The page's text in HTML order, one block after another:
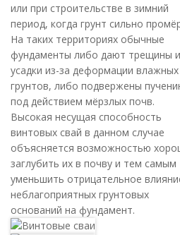
или при строительстве в зимний
период, когда грунт сильно
На таких территориях обычные
фундаменты либо дают трещины и
усадки из-за деформации влажных
грунтов, либо подвержены
под действием мёрзлых почв.
Высокая несущая способность
винтовых свай в данном случае
объясняется возможностью
заглубить их в почву и тем самым
уменьшить отрицательное
неблагоприятных грунтовых
оснований на фундамент.